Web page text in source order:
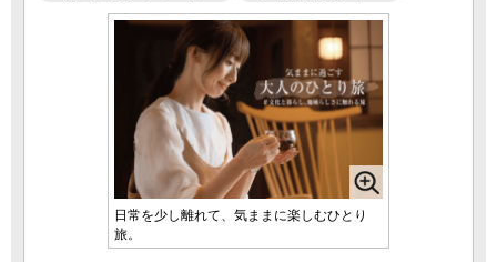
日常を少し離れて、気ままに楽しむひとり
旅。